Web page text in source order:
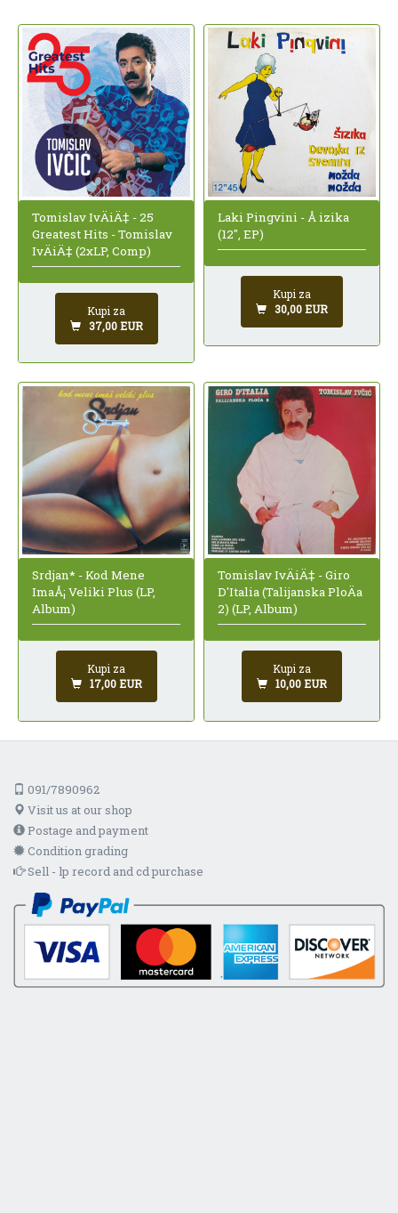
Tomislav IvÄiÄ‡ - 25
Greatest Hits - Tomislav
IvÄiÄ‡ (2xLP, Comp)
Kupi za
37,00 EUR
Laki Pingvini - Å izika
(12", EP)
Kupi za
30,00 EUR
Srdjan* - Kod Mene
ImaÅ¡ Veliki Plus (LP,
Album)
Kupi za
17,00 EUR
Tomislav IvÄiÄ‡ - Giro
D'Italia (Talijanska PloÄa
2) (LP, Album)
Kupi za
10,00 EUR
091/7890962
Visit us at our shop
Postage and payment
Condition grading
Sell - lp record and cd purchase